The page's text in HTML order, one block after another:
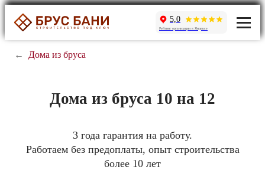
5,0
Рейтинг организации в Яндексе
← Дома из бруса
Дома из бруса 10 на 12
3 года гарантия на работу.
Работаем без предоплаты, опыт строительства
более 10 лет